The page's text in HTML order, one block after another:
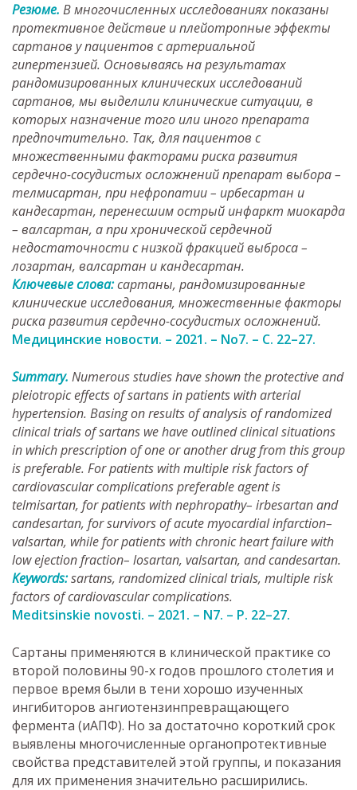
Резюме. В многочисленных исследованиях показаны
протективное действие и плейотропные эффекты
сартанов у пациентов с артериальной
гипертензией. Основываясь на результатах
рандомизированных клинических исследований
сартанов, мы выделили клинические ситуации, в
которых назначение того или иного препарата
предпочтительно. Так, для пациентов с
множественными факторами риска развития
сердечно-сосудистых осложнений препарат выбора –
телмисартан, при нефропатии – ирбесартан и
кандесартан, перенесшим острый инфаркт миокарда
– валсартан, а при хронической сердечной
недостаточности с низкой фракцией выброса –
лозартан, валсартан и кандесартан.
Ключевые слова:сартаны, рандомизированные
клинические исследования, множественные факторы
риска развития сердечно-сосудистых осложнений.
Медицинские новости. – 2021. – No7. – С. 22–27.
Summary. Numerous studies have shown the protective and
pleiotropic effects of sartans in patients with arterial
hypertension. Basing on results of analysis of randomized
clinical trials of sartans we have outlined clinical situations
in which prescription of one or another drug from this group
is preferable. For patients with multiple risk factors of
cardiovascular complications preferable agent is
telmisartan, for patients with nephropathy– irbesartan and
candesartan, for survivors of acute myocardial infarction–
valsartan, while for patients with chronic heart failure with
low ejection fraction– losartan, valsartan, and candesartan.
Keywords:sartans, randomized clinical trials, multiple risk
factors of cardiovascular complications.
Meditsinskie novosti. – 2021. – N7. – P. 22–27.
Cартаны применяются в клинической практике со
второй половины 90-х годов прошлого столетия и
первое время были в тени хорошо изученных
ингибиторов ангиотензинпревращающего
фермента (иАПФ). Но за достаточно короткий срок
выявлены многочисленные органопротективные
свойства представителей этой группы, и показания
для их применения значительно расширились.